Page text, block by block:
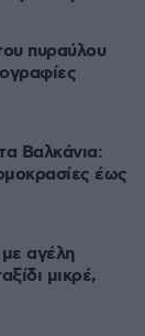
πυραύλου
Βαλκάνια:
έως
αγέλη
μικρέ,